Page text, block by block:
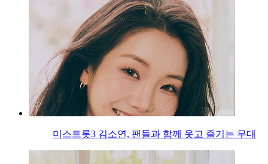
미스트롯3 김소연, 팬들과 함께 웃고 즐기는 무대